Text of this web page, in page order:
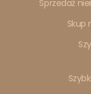
Sprzedaż
Skup